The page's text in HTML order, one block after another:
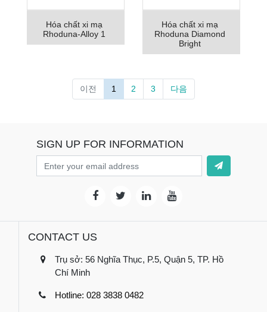
Hóa chất xi mạ
Rhoduna-Alloy 1
Hóa chất xi mạ
Rhoduna Diamond
Bright
이전 1 2 3 다음
SIGN UP FOR INFORMATION
CONTACT US
Trụ sở: 56 Nghĩa Thục, P.5, Quận 5, TP. Hồ
Chí Minh
Hotline: 028 3838 0482